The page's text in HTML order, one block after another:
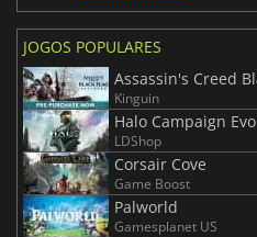
JOGOS POPULARES
Assassin's Creed
Kinguin
Halo Campaign
LDShop
Corsair Cove
Game Boost
Palworld
Gamesplanet US